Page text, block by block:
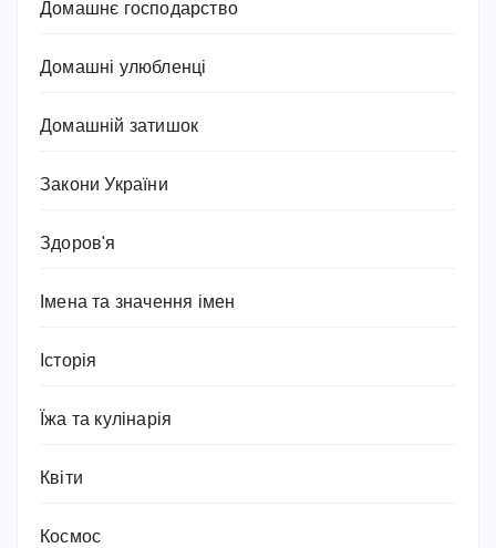
Домашнє господарство
Домашні улюбленці
Домашній затишок
Закони України
Здоров'я
Імена та значення імен
Історія
Їжа та кулінарія
Квіти
Космос